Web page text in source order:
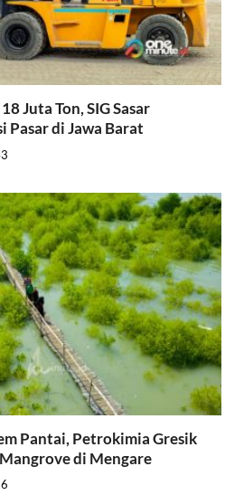
Juta Ton, SIG Sasar
Pasar di Jawa Barat
Pantai, Petrokimia Gresik
di Mengare